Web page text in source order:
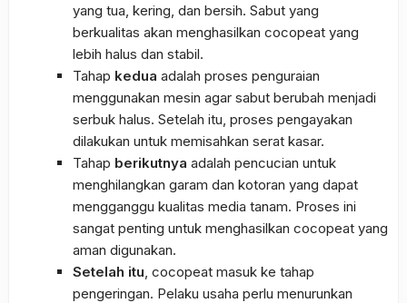
yang tua, kering, dan bersih. Sabut yang
berkualitas akan menghasilkan cocopeat yang
lebih halus dan stabil.
Tahap kedua adalah proses penguraian
menggunakan mesin agar sabut berubah menjadi
serbuk halus. Setelah itu, proses pengayakan
dilakukan untuk memisahkan serat kasar.
Tahap berikutnya adalah pencucian untuk
menghilangkan garam dan kotoran yang dapat
mengganggu kualitas media tanam. Proses ini
sangat penting untuk menghasilkan cocopeat yang
aman digunakan.
Setelah itu , cocopeat masuk ke tahap
pengeringan. Pelaku usaha perlu menurunkan